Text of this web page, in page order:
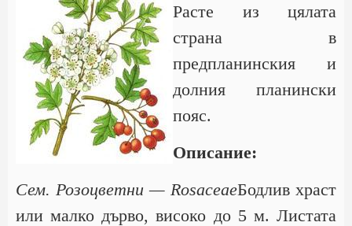
Расте из цялата
страна в
предпланинския и
долния планински
пояс.
Описание:
Сем. Розоцветни — RosaceaeБодлив храст
или малко дърво, високо до 5 м. Листата